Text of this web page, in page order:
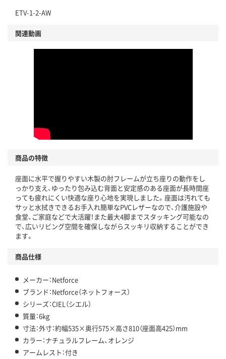
ETV-1-2-AW
関連動画
商品の特徴
座面に水平で握りやすい木製の肘フレームが立ち座りの動作をし
っかり支え、ゆったり包み込む背面と安定感のある座面が長時間座
っても疲れにくい快適な座り心地を実現しました。座面は汚れても
サッと水拭きできるお手入れ簡単なPVCレザーなので、介護施設や
食堂、ご家庭などで大活躍！また最大4脚までスタッキング可能なの
で、広いリビング空間を確保しながらスッキリ収納することができ
ます。
商品仕様
メーカー：Netforce
ブランド：Netforce（ネットフォース）
シリーズ：CIEL（シエル）
質量：6kg
寸法：外寸：約幅535×奥行575×高さ810（座面高425）mm
カラー：ナチュラルフレーム、オレンジ
アームレスト：付き